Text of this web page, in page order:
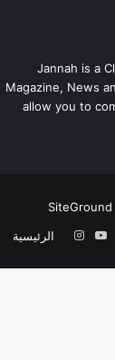
Jannah is a
Magazine, News
allow you to
SiteGround
الرئيسية‫YouTube
انستقرام